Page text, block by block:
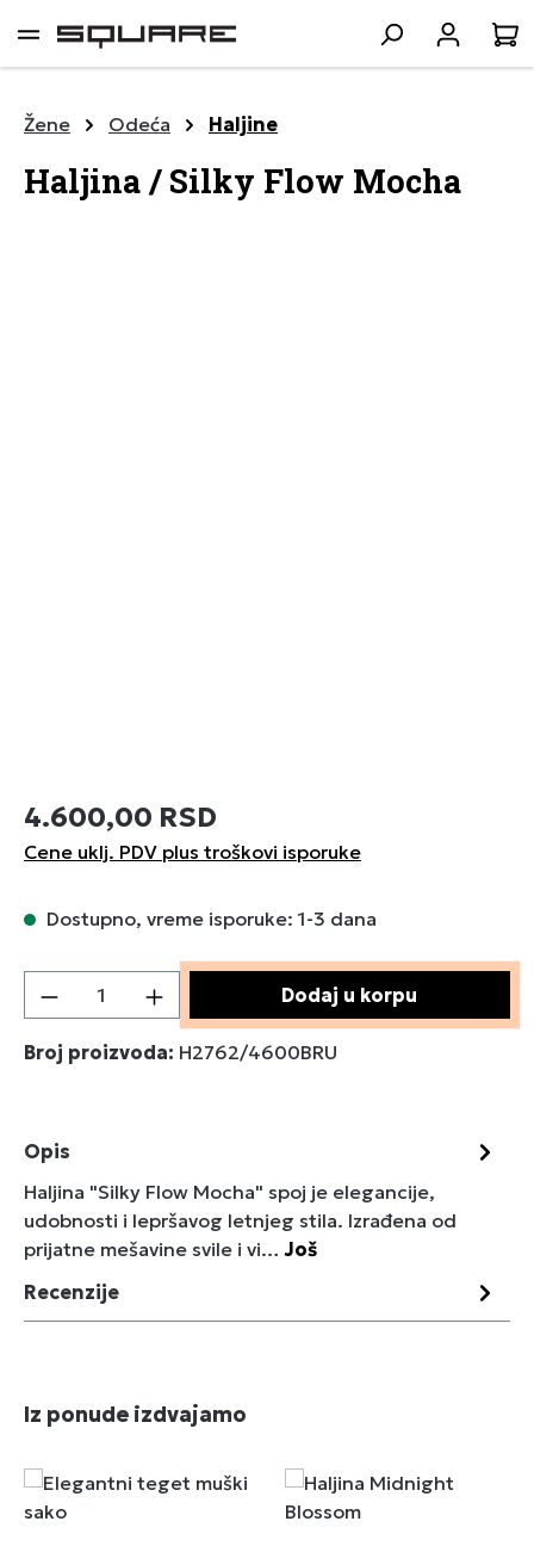
sadržaj
Žene Odeća Haljine
Haljina / Silky Flow Mocha
4.600,00 RSD
Cene uklj. PDV plus troškovi isporuke
Dostupno, vreme isporuke: 1-3 dana
Količina proizvoda: Unesite željenu
Dodaj u korpu
Broj proizvoda: H2762/4600BRU
Opis
Haljina "Silky Flow Mocha" spoj je elegancije,
udobnosti i lepršavog letnjeg stila. Izrađena od
prijatne mešavine svile i vi…Još
Recenzije
Preskoči galeriju proizvoda
Iz ponude izdvajamo